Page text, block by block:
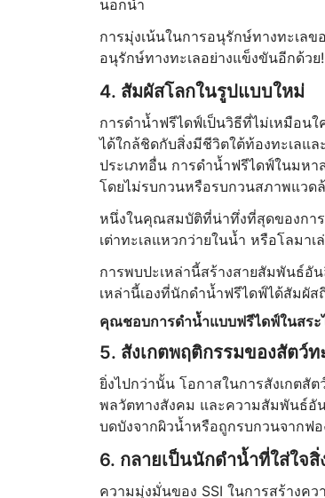
นอกน้ำ
การมุ่งเน้นในการอนุรักษ์ทางทะเล
อนุรักษ์ทางทะเลอย่างแข็งขันอีกด้วย!
4. สัมผัสโลกในรูปแบบใหม่
การดำน้ำฟรีไดฟ์เป็นวิธีที่ไม่เหมือน
ได้ใกล้ชิดกับสิ่งมีชีวิตใต้ท้องทะเลแ
ประเภทอื่น การดำน้ำฟรีไดฟ์ในมห
โดยไม่รบกวนหรือรบกวนสภาพแวด
หนึ่งในคุณสมบัติที่น่าทึ่งที่สุดของกา
เต่าทะเลแหวกว่ายในน้ำ หรือโลมา
การพบปะเหล่านี้สร้างสายสัมพันธ์อั
เหล่านี้เองที่นักดำน้ำฟรีไดฟ์ได้สัมผั
คุณชอบการดำน้ำแบบฟรีไดฟ์ในสร
5. สังเกตพฤติกรรมของสัตว์
ยิ่งไปกว่านั้น โอกาสในการสังเกตสั
พลวัตทางสังคม และความสัมพันธ์อั
บดบังจากผิวน้ำหรือถูกรบกวนจากฟ
6. กลายเป็นนักดำน้ำที่ใส่ใจ
ความมุ่งมั่นของ SSI ในการสร้างค